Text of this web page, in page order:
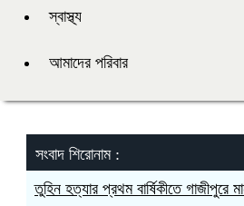
স্বাস্থ্য
আমাদের পরিবার
সংবাদ শিরোনাম :
তুহিন হত্যার প্রথম বার্ষিকীতে গাজীপুরে